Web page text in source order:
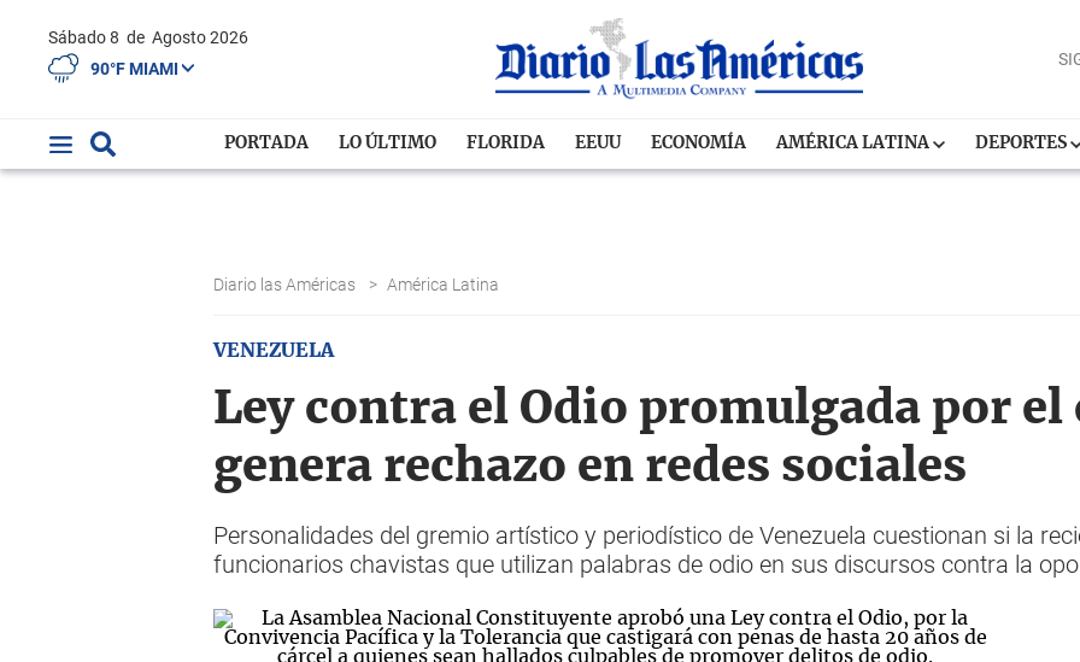
Sábado 8 de Agosto 2026
90°F MIAMI
PORTADA LO ÚLTIMO FLORIDA EEUU ECONOMÍA AMÉRICA LATINA DEPORTES
Diario las Américas > América Latina
VENEZUELA
Ley contra el Odio promulgada por el
genera rechazo en redes sociales
Personalidades del gremio artístico y periodístico de Venezuela cuestionan si la
funcionarios chavistas que utilizan palabras de odio en sus discursos contra la